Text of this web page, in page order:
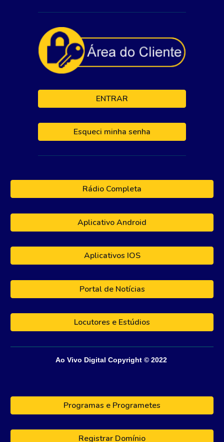
ENTRAR
Esqueci minha senha
Rádio Completa
Aplicativo Android
Aplicativos IOS
Portal de Notícias
Locutores e Estúdios
Ao Vivo Digital Copyright © 2022
Programas e Programetes
Registrar Domínio